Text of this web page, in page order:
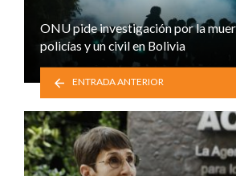
ONU pide investigación por la
policías y un civil en Bolivia
ENTRADA ANTERIOR